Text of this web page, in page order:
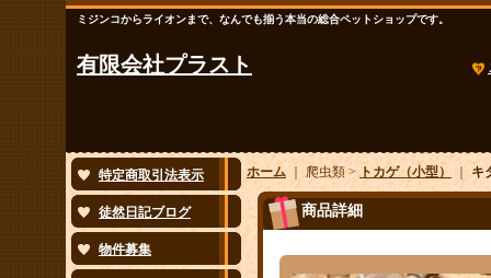
ミジンコからライオンまで、なんでも揃う本当の総合ペットショップです。
有限会社プラスト
特定商取引法表示
徒然日記ブログ
物件募集
ホーム｜ 爬虫類 >トカゲ（小型）｜キ
商品詳細